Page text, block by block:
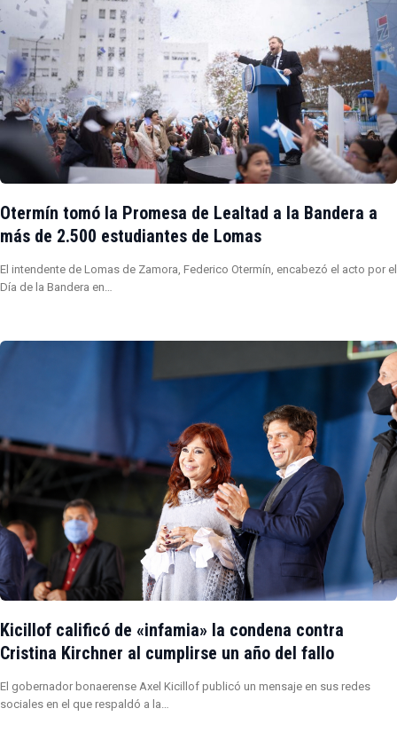
Otermín tomó la Promesa de Lealtad a la Bandera a
más de 2.500 estudiantes de Lomas
El intendente de Lomas de Zamora, Federico Otermín, encabezó el acto por el
Día de la Bandera en…
Kicillof calificó de «infamia» la condena contra
Cristina Kirchner al cumplirse un año del fallo
El gobernador bonaerense Axel Kicillof publicó un mensaje en sus redes
sociales en el que respaldó a la…